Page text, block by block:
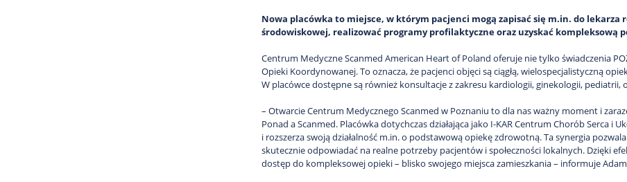
Nowa placówka to miejsce, w którym pacjenci mogą zapisać się m.in. do lekarza
środowiskowej, realizować programy profilaktyczne oraz uzyskać kompleksową
Centrum Medyczne Scanmed American Heart of Poland oferuje nie tylko świadczenia
Opieki Koordynowanej. To oznacza, że pacjenci objęci są ciągłą, wielospecjalistyczną
W placówce dostępne są również konsultacje z zakresu kardiologii, ginekologii,
– Otwarcie Centrum Medycznego Scanmed w Poznaniu to dla nas ważny moment i
Ponad a Scanmed. Placówka dotychczas działająca jako I-KAR Centrum Chorób Serca i
i rozszerza swoją działalność m.in. o podstawową opiekę zdrowotną. Ta synergia
skutecznie odpowiadać na realne potrzeby pacjentów i społeczności lokalnych. Dzięki
dostęp do kompleksowej opieki – blisko swojego miejsca zamieszkania – informuje